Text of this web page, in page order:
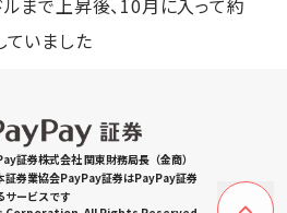
いました
証券株式会社 関東財務局長（金商）
証券業協会PayPay証券はPayPay証券
サービスです